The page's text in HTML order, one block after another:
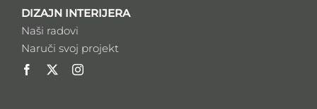
DIZAJN INTERIJERA
Naši radovi
Naruči svoj projekt